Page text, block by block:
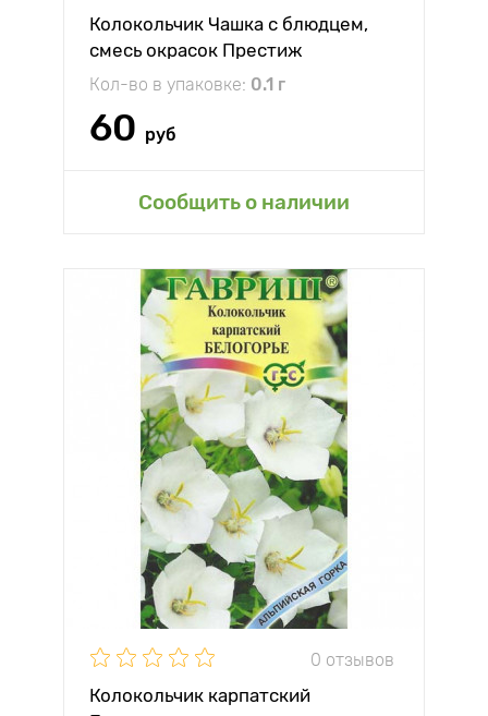
Колокольчик Чашка с блюдцем,
смесь окрасок Престиж
Кол-во в упаковке: 0.1 г
60 руб
Сообщить о наличии
0 отзывов
Колокольчик карпатский